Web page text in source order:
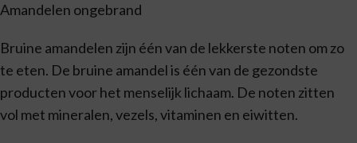
Amandelen ongebrand
Bruine amandelen zijn één van de lekkerste noten om zo
te eten. De bruine amandel is één van de gezondste
producten voor het menselijk lichaam. De noten zitten
vol met mineralen, vezels, vitaminen en eiwitten.